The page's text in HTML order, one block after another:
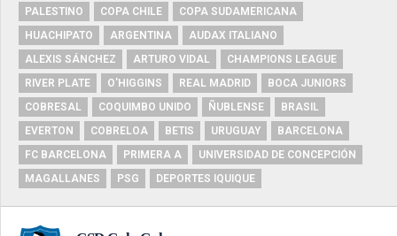
PALESTINO
COPA CHILE
COPA SUDAMERICANA
HUACHIPATO
ARGENTINA
AUDAX ITALIANO
ALEXIS SÁNCHEZ
ARTURO VIDAL
CHAMPIONS LEAGUE
RIVER PLATE
O'HIGGINS REAL MADRID
BOCA JUNIORS
COBRESAL
COQUIMBO UNIDO ÑUBLENSE
BRASIL
EVERTON
COBRELOA BETIS URUGUAY
BARCELONA
FC BARCELONA
PRIMERA A
UNIVERSIDAD DE CONCEPCIÓN
MAGALLANES
PSG DEPORTES IQUIQUE